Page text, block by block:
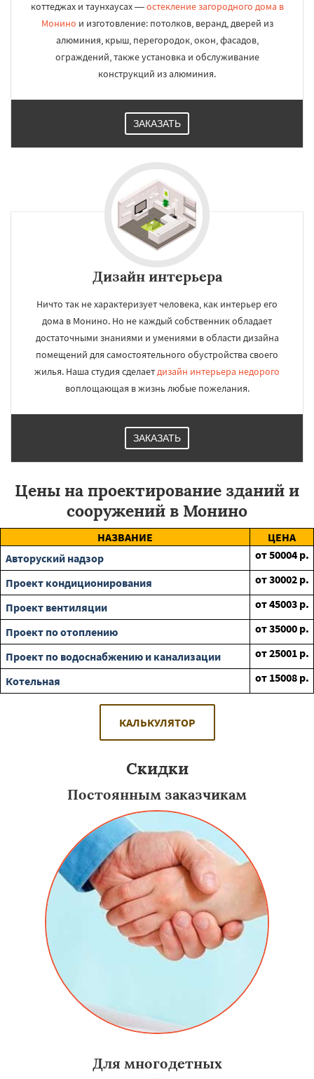
коттеджах и таунхаусах —остекление загородного дома в
Монино и изготовление: потолков, веранд, дверей из
алюминия, крыш, перегородок, окон, фасадов,
ограждений, также установка и обслуживание
конструкций из алюминия.
ЗАКАЗАТЬ
Дизайн интерьера
Ничто так не характеризует человека, как интерьер его
дома в Монино. Но не каждый собственник обладает
достаточными знаниями и умениями в области дизайна
помещений для самостоятельного обустройства своего
жилья. Наша студия сделаетдизайн интерьера недорого
воплощающая в жизнь любые пожелания.
ЗАКАЗАТЬ
Цены на проектирование зданий и
сооружений в Монино
НАЗВАНИЕ
ЦЕНА
Авторуский надзор
от50004 р.
Проект кондиционирования
от30002 р.
Проект вентиляции
от45003 р.
Проект по отоплению
от35000 р.
Проект по водоснабжению и канализации
от25001 р.
Котельная
от 15008 р.
КАЛЬКУЛЯТОР
Скидки
Постоянным заказчикам
Для многодетных